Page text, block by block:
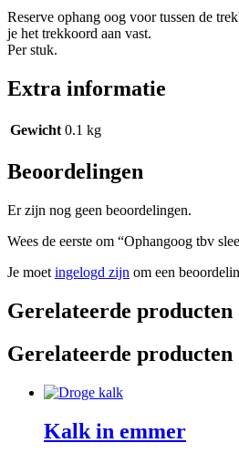
Reserve ophang oog voor tussen de
je het trekkoord aan vast.
Per stuk.
Extra informatie
Gewicht 0.1 kg
Beoordelingen
Er zijn nog geen beoordelingen.
Wees de eerste om “Ophangoog tbv
Je moet ingelogd zijn om een
Gerelateerde producten
Gerelateerde producten
Kalk in emmer